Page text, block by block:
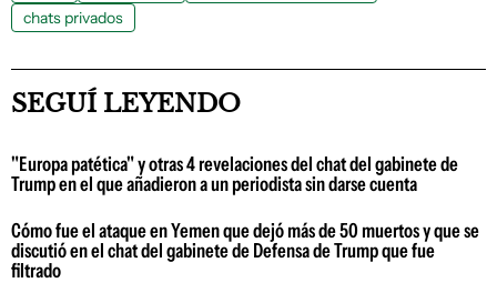
chats privados
SEGUÍ LEYENDO
"Europa patética" y otras 4 revelaciones del chat del gabinete de
Trump en el que añadieron a un periodista sin darse cuenta
Cómo fue el ataque en Yemen que dejó más de 50 muertos y que se
discutió en el chat del gabinete de Defensa de Trump que fue
filtrado